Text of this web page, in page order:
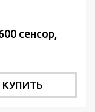
сенсор,
КУПИТЬ